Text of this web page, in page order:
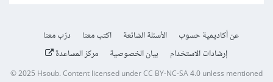
عن أكاديمية حسوب الأسئلة الشائعة اكتب معنا
درّب معنا
إرشادات الاستخدام
بيان الخصوصية مركز المساعدة
© 2025Hsoub.Content licensed underCC BY-NC-SA 4.0unless mentioned